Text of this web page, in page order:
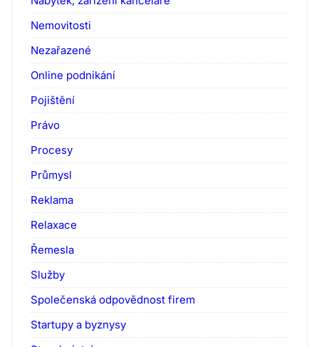
Nemovitosti
Nezařazené
Online podnikání
Pojištění
Právo
Procesy
Průmysl
Reklama
Relaxace
Řemesla
Služby
Společenská odpovědnost firem
Startupy a byznysy